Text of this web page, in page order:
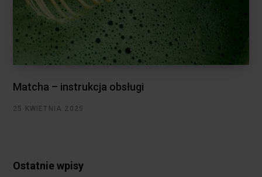
Matcha – instrukcja obsługi
25 KWIETNIA 2025
Ostatnie wpisy